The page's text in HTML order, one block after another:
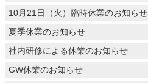
10月21日（火）臨時休業のお知らせ
夏季休業のお知らせ
社内研修による休業のお知らせ
GW休業のお知らせ